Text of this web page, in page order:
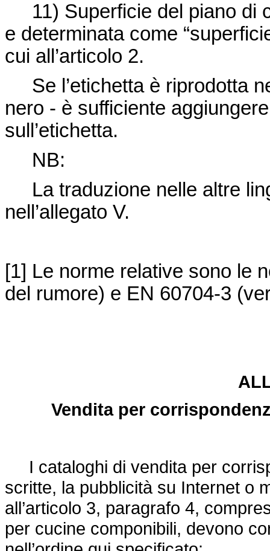
11) Superficie del piano di
e determinata come
cui all’articolo 2.
Se l’etichetta è riprodotta
nero - è sufficiente
sull’etichetta.
NB:
La traduzione nelle altre
nell’allegato V.
[1] Le norme relative sono le
del rumore) e EN 60704-3
Vendita per
I cataloghi di vendita per
scritte, la pubblicità su Internet o
all’articolo 3, paragrafo 4,
per cucine componibili, devono